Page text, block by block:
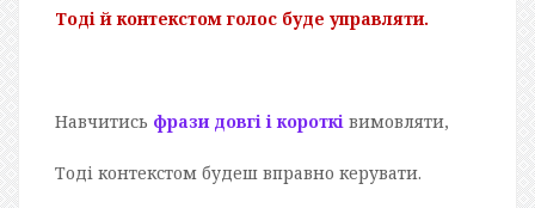
Тоді й контекстом голос буде управляти.
Навчитись фрази довгі і короткі вимовляти,
Тоді контекстом будеш вправно керувати.